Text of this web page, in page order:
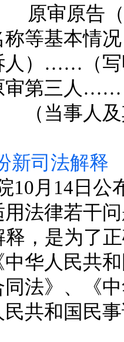
原告（
称等基本
人）……（
第三人……
当事人及
新司法解释
月14日公
用法律若干
，是为了
华人民共
法》、《
共和国民